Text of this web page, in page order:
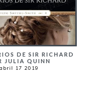
DE SIR RICHARD
JULIA QUINN
abril 17 2019